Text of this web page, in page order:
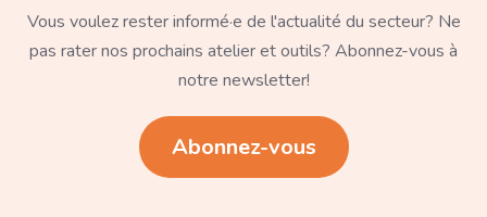
Vous voulez rester informé·e de l'actualité du secteur? Ne
pas rater nos prochains atelier et outils? Abonnez-vous à
notre newsletter!
Abonnez-vous